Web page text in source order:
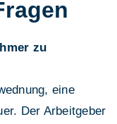
zu
eine
Der Arbeitgeber